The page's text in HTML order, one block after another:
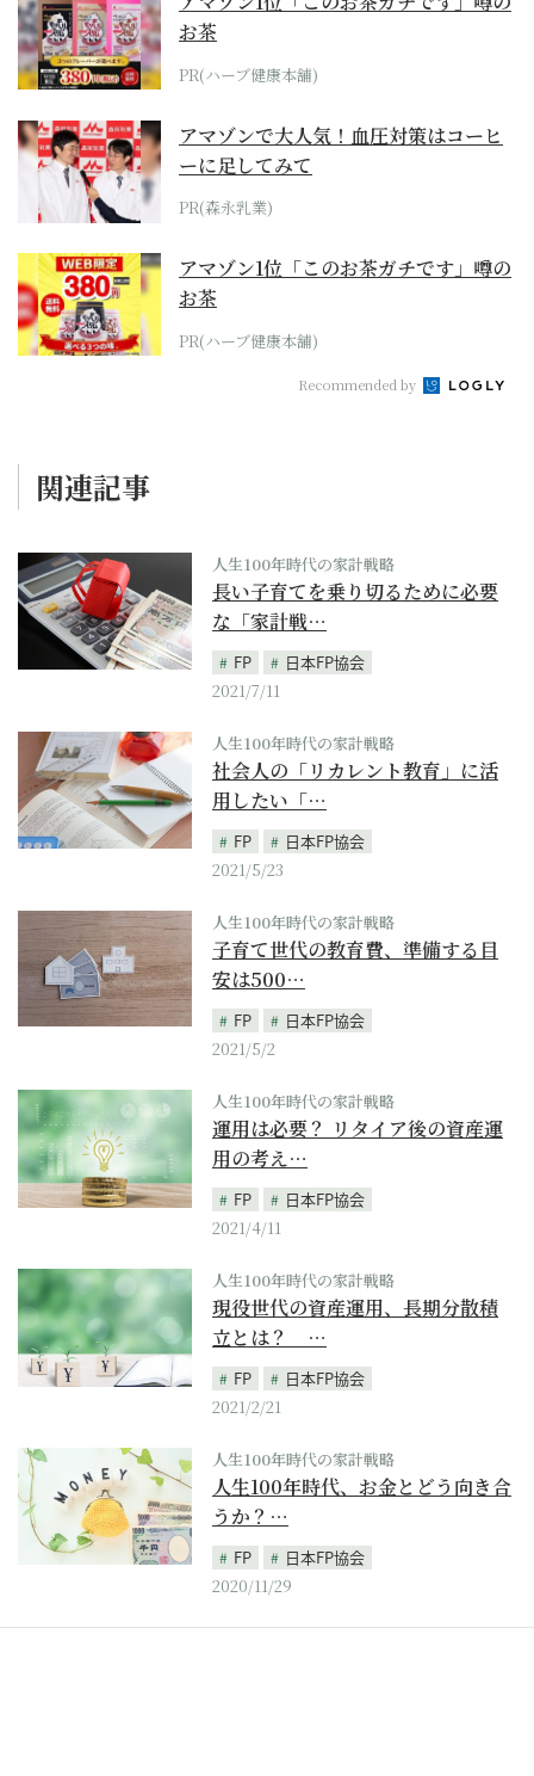
お茶
PR(ハーブ健康本舗)
アマゾンで大人気！血圧対策はコーヒ
ーに足してみて
PR(森永乳業)
アマゾン1位「このお茶ガチです」噂の
お茶
PR(ハーブ健康本舗)
Recommended by
関連記事
人生100年時代の家計戦略
長い子育てを乗り切るために必要
な「家計戦…
FP
日本FP協会
2021/7/11
人生100年時代の家計戦略
社会人の「リカレント教育」に活
用したい「…
FP
日本FP協会
2021/5/23
人生100年時代の家計戦略
子育て世代の教育費、準備する目
安は500…
FP
日本FP協会
2021/5/2
人生100年時代の家計戦略
運用は必要？ リタイア後の資産運
用の考え…
FP
日本FP協会
2021/4/11
人生100年時代の家計戦略
現役世代の資産運用、長期分散積
立とは？ …
FP
日本FP協会
2021/2/21
人生100年時代の家計戦略
人生100年時代、お金とどう向き合
うか？…
FP
日本FP協会
2020/11/29